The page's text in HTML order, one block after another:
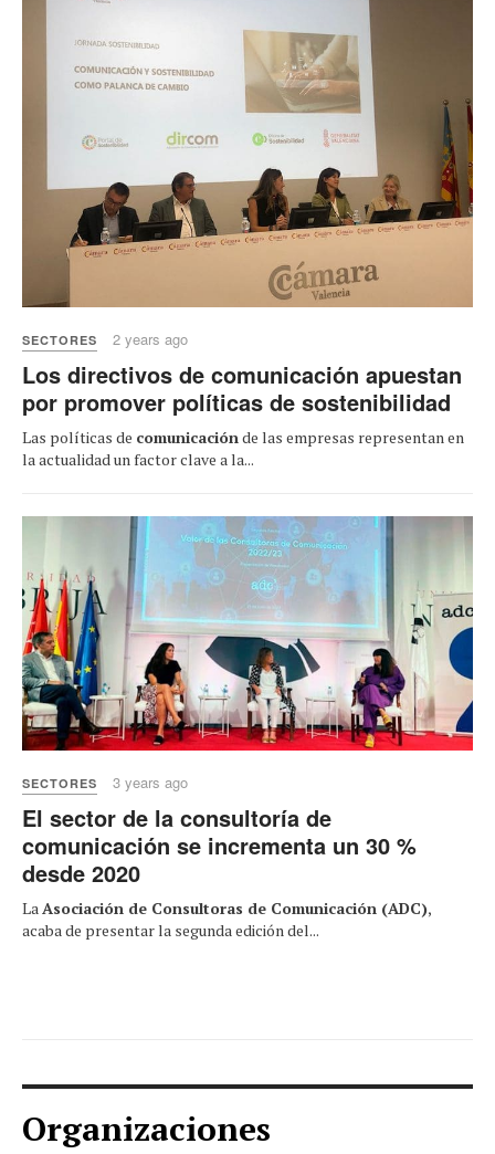
SECTORES 2 years ago
Los directivos de comunicación apuestan
por promover políticas de sostenibilidad
Las políticas de comunicación de las empresas representan en
la actualidad un factor clave a la...
SECTORES 3 years ago
El sector de la consultoría de
comunicación se incrementa un 30 %
desde 2020
LaAsociación de Consultoras de Comunicación (ADC),
acaba de presentar la segunda edición del...
Organizaciones